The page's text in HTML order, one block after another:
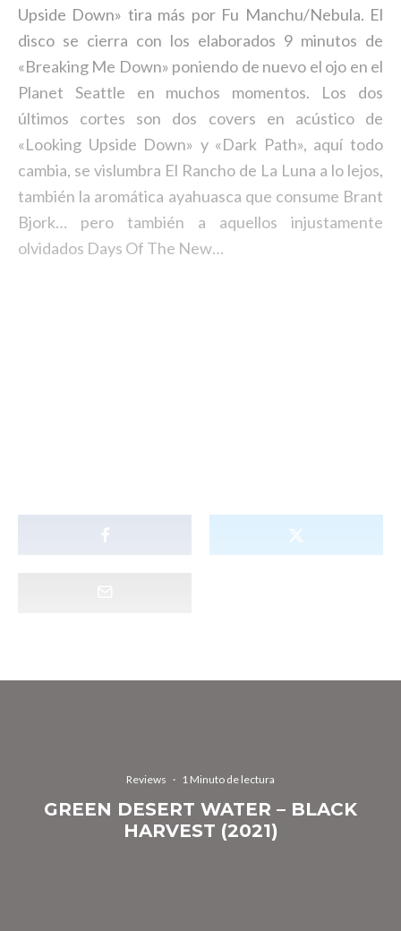
Upside Down» tira más por Fu Manchu/Nebula. El
disco se cierra con los elaborados 9 minutos de
«Breaking Me Down» poniendo de nuevo el ojo en el
Planet Seattle en muchos momentos. Los dos
últimos cortes son dos covers en acústico de
«Looking Upside Down» y «Dark Path», aquí todo
cambia, se vislumbra El Rancho de La Luna a lo lejos,
también la aromática ayahuasca que consume Brant
Bjork… pero también a aquellos injustamente
olvidados Days Of The New…
Reviews · 1 Minuto de lectura
GREEN DESERT WATER – BLACK
HARVEST (2021)